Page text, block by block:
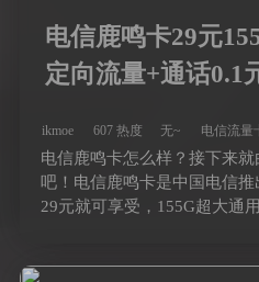
电信鹿鸣卡29元
定向流量+通话0.1
ikmoe 607 热度 无~ 电信流量
电信鹿鸣卡怎么样？接下来
吧！电信鹿鸣卡是中国电信
29元就可享受，155G超大通